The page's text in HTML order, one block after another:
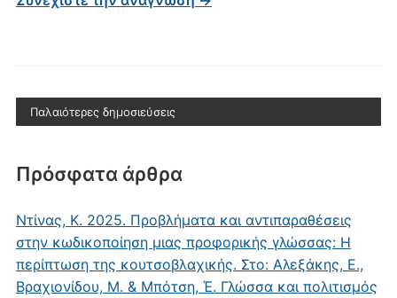
Πρόσφατα άρθρα
Ντίνας, Κ. 2025. Προβλήματα και αντιπαραθέσεις
στην κωδικοποίηση μιας προφορικής γλώσσας: Η
περίπτωση της κουτσοβλαχικής. Στο: Αλεξάκης, Ε.,
Βραχιονίδου, Μ. & Μπότση, Έ. Γλώσσα και πολιτισμός
Παλαιότερες δημοσιεύσεις